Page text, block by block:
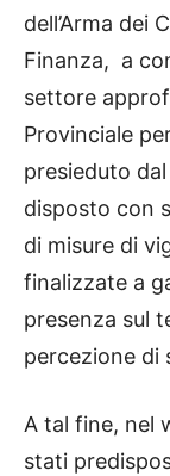
dell’Arma dei
Finanza, a
settore
Provinciale
presieduto
disposto con
di misure di
finalizzate a
presenza sul
percezione di
A tal fine, nel
stati